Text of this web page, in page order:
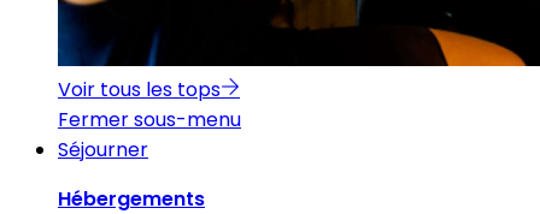
Voir tous les tops
Fermer sous-menu
Séjourner
Hébergements